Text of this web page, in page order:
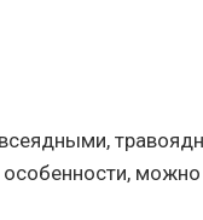
можно